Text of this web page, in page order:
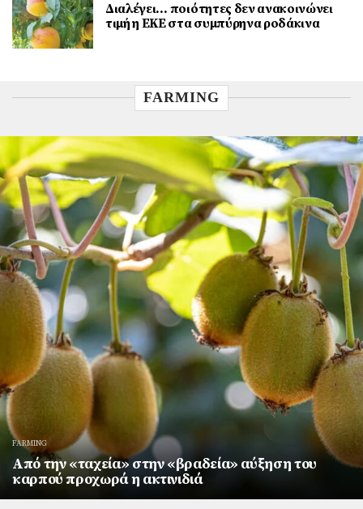
Διαλέγει… ποιότητες δεν ανακοινώνει
τιμή η ΕΚΕ στα συμπύρηνα ροδάκινα
FARMING
FARMING
Από την «ταχεία» στην «βραδεία» αύξηση του
καρπού προχωρά η ακτινιδιά